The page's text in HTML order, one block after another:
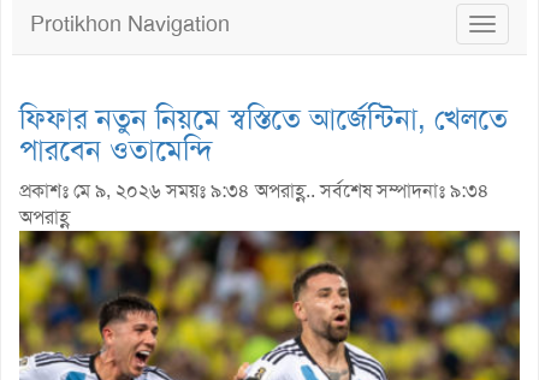
Toggle
Protikhon Navigation
ফিফার নতুন নিয়মে স্বস্তিতে আর্জেন্টিনা, খেলতে
পারবেন ওতামেন্দি
প্রকাশঃ মে ৯, ২০২৬ সময়ঃ ৯:৩৪ অপরাহ্ণ.. সর্বশেষ সম্পাদনাঃ ৯:৩৪
অপরাহ্ণ